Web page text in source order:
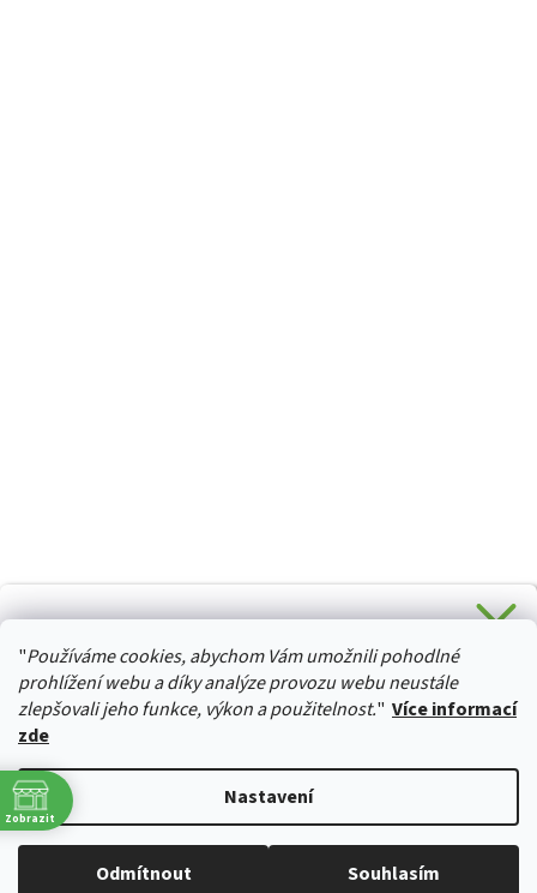
"Používáme cookies, abychom Vám umožnili pohodlné
prohlížení webu a díky analýze provozu webu neustále
zlepšovali jeho funkce, výkon a použitelnost." Více informací
zde
Nastavení
Odmítnout Souhlasím
HURTTA-COLLECTION.CZ
Copyright 2026izviratka.cz. Všechna práva vyhrazena.Upravit
Zobrazit
Stačí se přihlásit k odběru novinek z našeho obchodu a je
Vaše :)
Ano, chci se přihlásit
Zásady zpracování osobních údajů